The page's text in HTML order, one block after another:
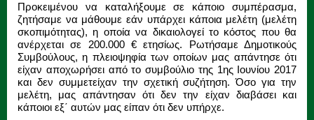
Προκειμένου να καταλήξουμε σε κάποιο συμπέρασμα,
ζητήσαμε να μάθουμε εάν υπάρχει κάποια μελέτη (μελέτη
σκοπιμότητας), η οποία να δικαιολογεί το κόστος που θα
ανέρχεται σε 200.000 € ετησίως. Ρωτήσαμε Δημοτικούς
Συμβούλους, η πλειοψηφία των οποίων μας απάντησε ότι
είχαν αποχωρήσει από το συμβούλιο της 1ης Ιουνίου 2017
και δεν συμμετείχαν την σχετική συζήτηση. Όσο για την
μελέτη, μας απάντησαν ότι δεν την είχαν διαβάσει και
κάποιοι εξ΄ αυτών μας είπαν ότι δεν υπήρχε.